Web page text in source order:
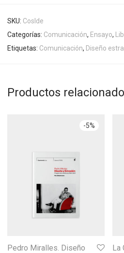
SKU: CosIde
Categorías: Comunicación, Ensayo,
Etiquetas: Comunicación, Diseño
Productos
-5%
Pedro Miralles. Diseño
La